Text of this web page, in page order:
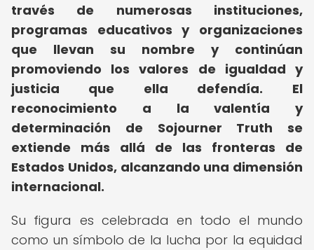
través de numerosas instituciones,
programas educativos y organizaciones
que llevan su nombre y continúan
promoviendo los valores de igualdad y
justicia que ella defendía.
El
reconocimiento a la valentía y
determinación de Sojourner Truth se
extiende más allá de las fronteras de
Estados Unidos, alcanzando una dimensión
internacional.
Su figura es celebrada en todo el mundo
como un símbolo de la lucha por la equidad